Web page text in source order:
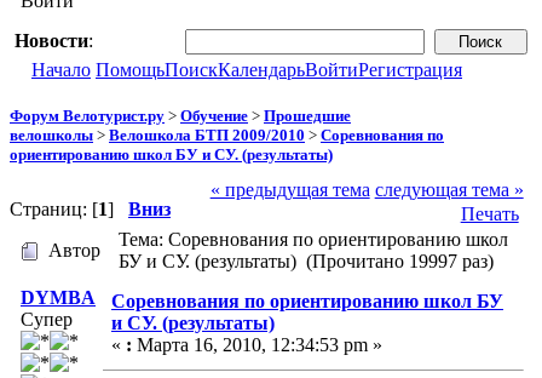
Новости:
Начало ПомощьПоискКалендарьВойтиРегистрация
Форум Велотурист.ру > Обучение > Прошедшие
велошколы > Велошкола БТП 2009/2010 > Соревнования по
ориентированию школ БУ и СУ. (результаты)
Страниц: [1] Вниз
« предыдущая тема следующая тема »
Печать
Автор
Тема: Соревнования по ориентированию школ
БУ и СУ. (результаты) (Прочитано 19997 раз)
DYMBA
Супер
Соревнования по ориентированию школ БУ
и СУ. (результаты)
« : Марта 16, 2010, 12:34:53 pm »